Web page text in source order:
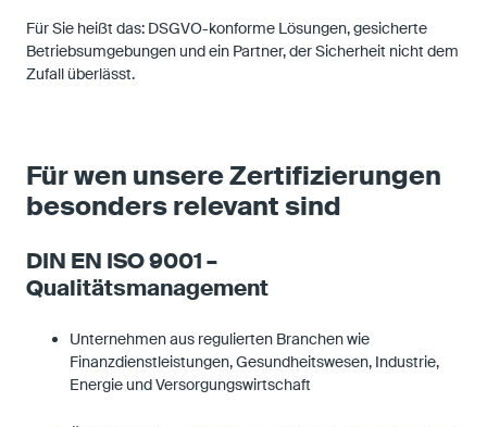
Für Sie heißt das: DSGVO-konforme Lösungen, gesicherte
Betriebsumgebungen und ein Partner, der Sicherheit nicht dem
Zufall überlässt.
Für wen unsere Zertifizierungen
besonders relevant sind
DIN EN ISO 9001 –
Qualitätsmanagement
Unternehmen aus regulierten Branchen wie
Finanzdienstleistungen, Gesundheitswesen, Industrie,
Energie und Versorgungswirtschaft